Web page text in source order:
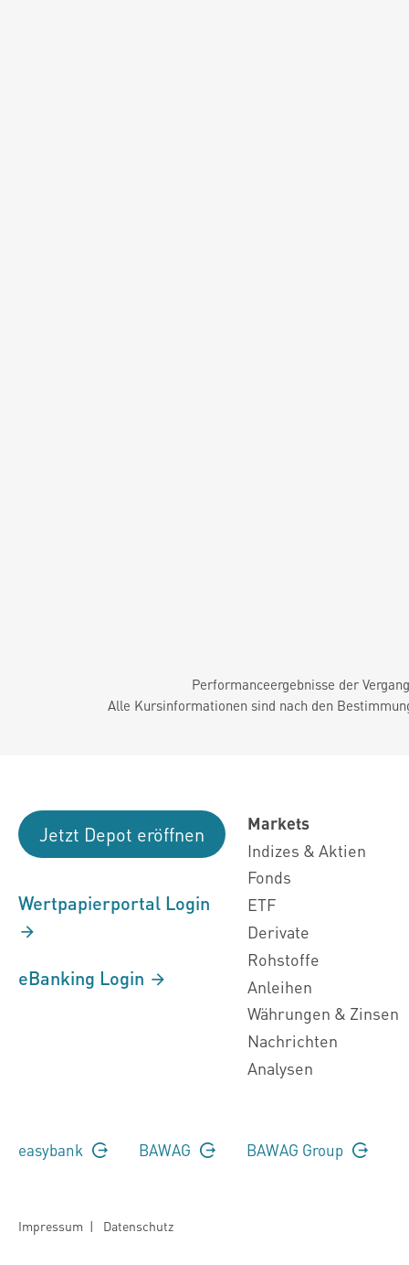
Performanceergebnisse der
Alle Kursinformationen sind nach den
Jetzt Depot eröffnen
Wertpapierportal Login
eBanking Login
Markets
Indizes & Aktien
Fonds
ETF
Derivate
Rohstoffe
Anleihen
Währungen & Zinsen
Nachrichten
Analysen
easybank BAWAG BAWAG Group
Impressum | Datenschutz